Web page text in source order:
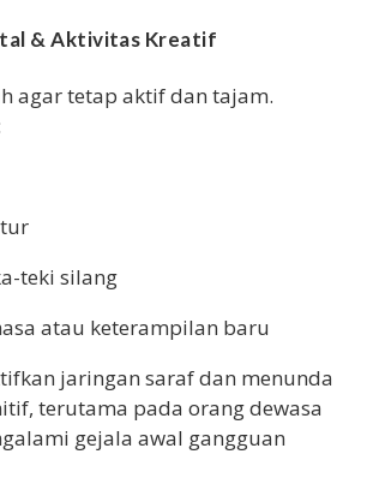
& Aktivitas Kreatif
agar tetap aktif dan tajam.
teki silang
atau keterampilan baru
jaringan saraf dan menunda
terutama pada orang dewasa
gejala awal gangguan